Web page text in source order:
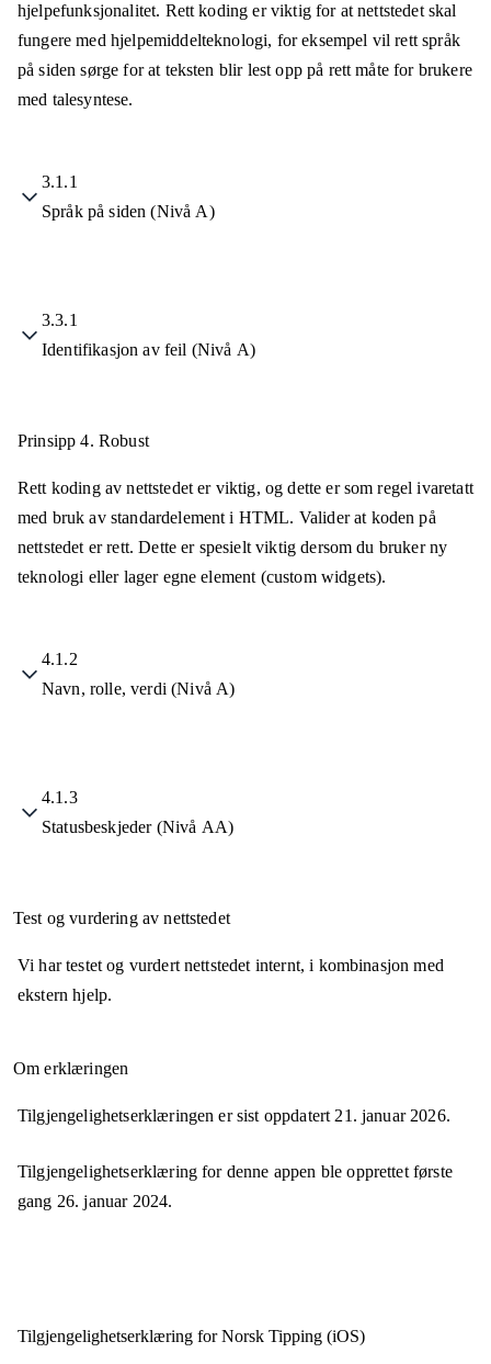
hjelpefunksjonalitet. Rett koding er viktig for at nettstedet skal
fungere med hjelpemiddelteknologi, for eksempel vil rett språk
på siden sørge for at teksten blir lest opp på rett måte for brukere
med talesyntese.
3.1.1
Språk på siden (Nivå A)
3.3.1
Identifikasjon av feil (Nivå A)
Prinsipp 4. Robust
Rett koding av nettstedet er viktig, og dette er som regel ivaretatt
med bruk av standardelement i HTML. Valider at koden på
nettstedet er rett. Dette er spesielt viktig dersom du bruker ny
teknologi eller lager egne element (custom widgets).
4.1.2
Navn, rolle, verdi (Nivå A)
4.1.3
Statusbeskjeder (Nivå AA)
Test og vurdering av nettstedet
Vi har testet og vurdert nettstedet internt, i kombinasjon med
ekstern hjelp.
Om erklæringen
Tilgjengelighetserklæringen er sist oppdatert21. januar 2026.
Tilgjengelighetserklæring for denne appen ble opprettet første
gang 26. januar 2024.
Tilgjengelighets­erklæring forNorsk Tipping (iOS)